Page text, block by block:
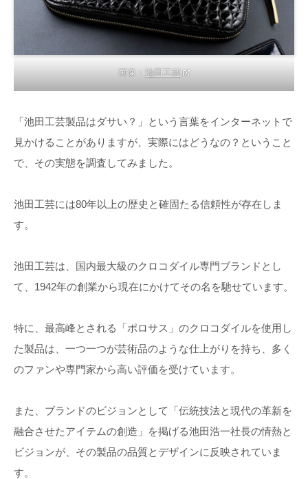
画像： 池田工芸
「池田工芸製品はダサい？」という言葉をインターネットで
見かけることがありますが、実際にはどうなの？ということ
で、その実態を調査してみました。
池田工芸には80年以上の歴史と確固たる信頼性が存在しま
す。
池田工芸は、国内最大級のクロコダイル専門ブランドとし
て、1942年の創業から現在にかけてその名を馳せています。
特に、最高峰とされる「ポロサス」のクロコダイルを使用し
た製品は、一つ一つが芸術品のような仕上がりを持ち、多く
のファンや専門家から高い評価を受けています。
また、ブランドのビジョンとして「伝統技法と現代の革新を
融合させたアイテムの創造」を掲げる池田浩一社長の情熱と
ビジョンが、その製品の品質とデザインに反映されていま
す。